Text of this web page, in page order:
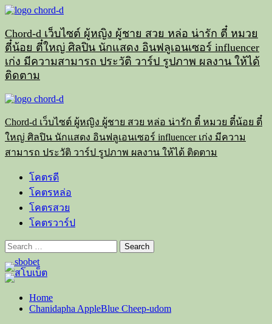
Skip
content
Chord-d เว็บไซต์ ผู้หญิง ผู้ชาย สวย หล่อ น่ารัก ตี๋ หมวย
ตี๋น้อย ตี๋ใหญ่ ศิลปิน นักแสดง อินฟลูเอนเซอร์ influencer
เก่ง มีความสามารถ ประวัติ วาร์ป รูปภาพ ผลงาน ให้ได้
ติดตาม
Primary
Chord-d เว็บไซต์ ผู้หญิง ผู้ชาย สวย หล่อ น่ารัก ตี๋ หมวย ตี๋น้อย ตี๋
ใหญ่ ศิลปิน นักแสดง อินฟลูเอนเซอร์ influencer เก่ง มีความ
สามารถ ประวัติ วาร์ป รูปภาพ ผลงาน ให้ได้ ติดตาม
โคตรดี
โคตรหล่อ
โคตรสวย
โคตรวาร์ป
Search
for:
Home
Chanidapha AppleBlue Cheep-udom